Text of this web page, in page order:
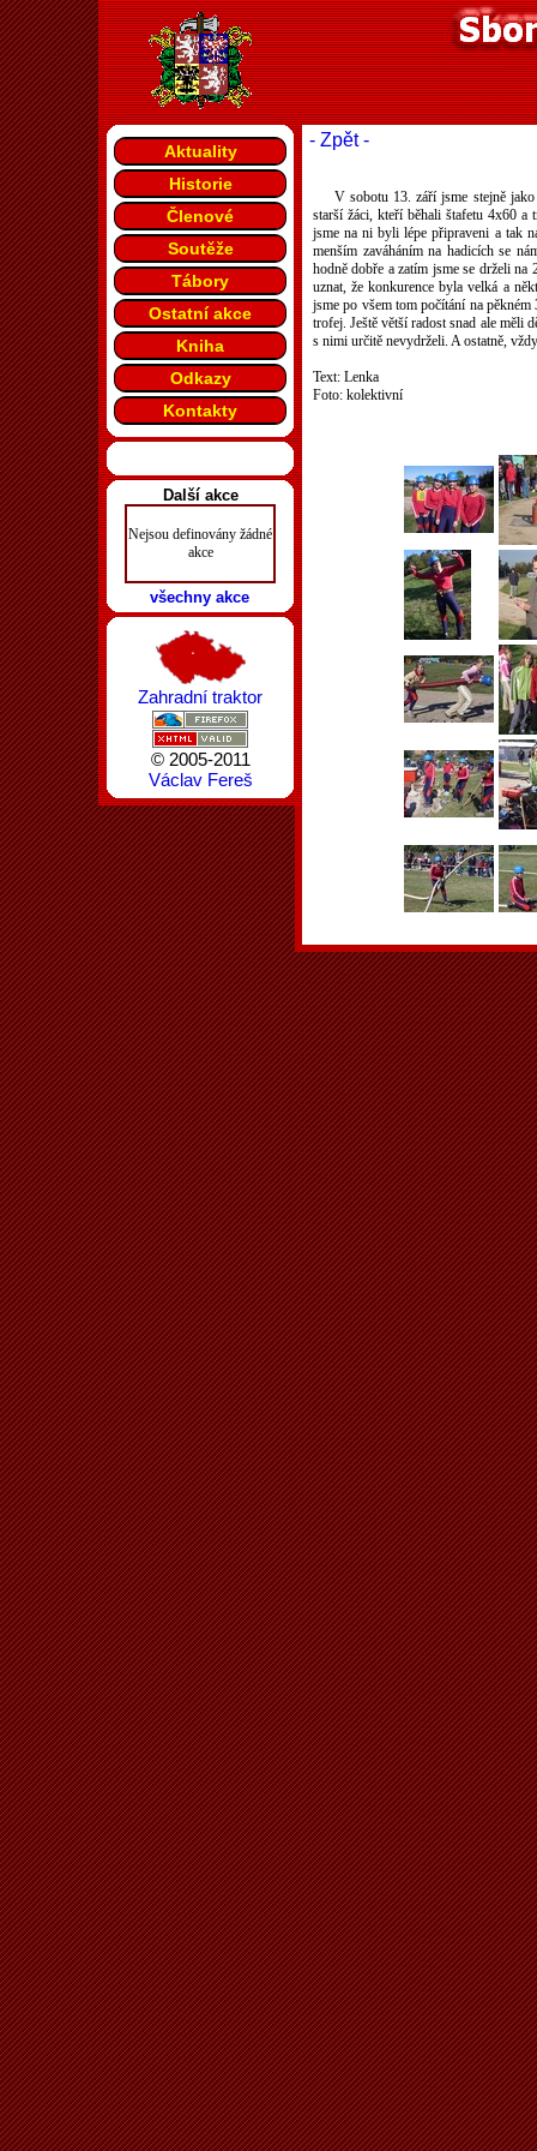
- Zpět -
V sobotu 13. září jsme stejně
starší žáci, kteří běhali štafetu 4x60 a
jsme na ni byli lépe připraveni a tak
menším zaváháním na hadicích se
hodně dobře a zatím jsme se drželi
uznat, že konkurence byla velká a
jsme po všem tom počítání na
trofej. Ještě větší radost snad ale měli
s nimi určitě nevydrželi. A ostatně,
Text: Lenka
Foto: kolektivní
Aktuality
Historie
Členové
Soutěže
Tábory
Ostatní akce
Kniha
Odkazy
Kontakty
Další akce
Nejsou definovány žádné
akce
všechny akce
Zahradní traktor
© 2005-2011
Václav Fereš